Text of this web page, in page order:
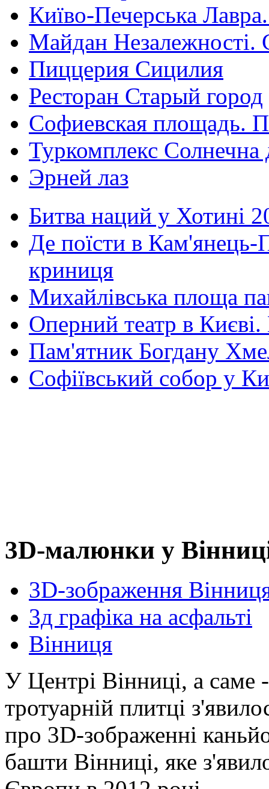
Київо-Печерська
Майдан Незалежності.
Пиццерия Сицилия
Ресторан Старый город
Софиевская площадь.
Туркомплекс Солнечна
Эрней лаз
Битва наций у Хотині
Де поїсти в Кам'янець-
криниця
Михайлівська площа
Оперний театр в
Пам'ятник Богдану
Софіївський собор у
3D-малюнки у
3D-зображення
3д графіка на асфальті
Вінниця
У Центрі Вінниці, а саме
тротуарній плитці
про 3D-зображенні
башти Вінниці, яке